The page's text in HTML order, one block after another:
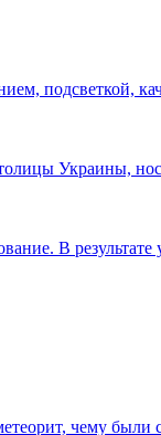
подсветкой,
Украины,
В
чему